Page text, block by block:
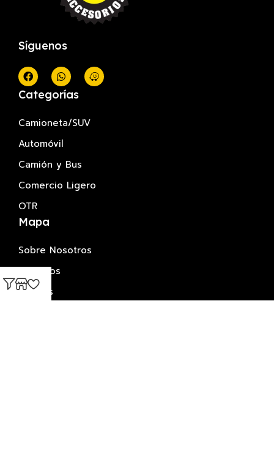
Síguenos
Categorías
Camioneta/SUV
Automóvil
Camión y Bus
Comercio Ligero
OTR
Mapa
Sobre Nosotros
Servicios
LLantas